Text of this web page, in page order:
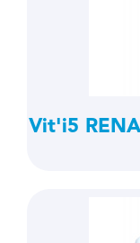
Vit'i5